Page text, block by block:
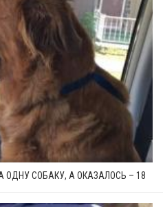
СОБАКУ, А ОКАЗАЛОСЬ – 18